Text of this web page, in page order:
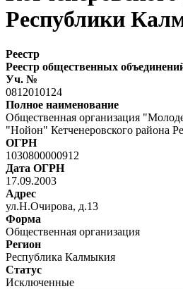
Республики
Реестр
Реестр общественных
Уч. №
0812010124
Полное наименование
Общественная организация
"Нойон" Кетченеровского района
ОГРН
1030800000912
Дата ОГРН
17.09.2003
Адрес
ул.Н.Очирова, д.13
Форма
Общественная организация
Регион
Республика Калмыкия
Статус
Исключенные